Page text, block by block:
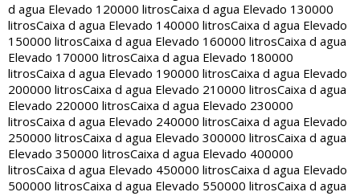
d agua Elevado 120000 litrosCaixa d agua Elevado 130000
litrosCaixa d agua Elevado 140000 litrosCaixa d agua Elevado
150000 litrosCaixa d agua Elevado 160000 litrosCaixa d agua
Elevado 170000 litrosCaixa d agua Elevado 180000
litrosCaixa d agua Elevado 190000 litrosCaixa d agua Elevado
200000 litrosCaixa d agua Elevado 210000 litrosCaixa d agua
Elevado 220000 litrosCaixa d agua Elevado 230000
litrosCaixa d agua Elevado 240000 litrosCaixa d agua Elevado
250000 litrosCaixa d agua Elevado 300000 litrosCaixa d agua
Elevado 350000 litrosCaixa d agua Elevado 400000
litrosCaixa d agua Elevado 450000 litrosCaixa d agua Elevado
500000 litrosCaixa d agua Elevado 550000 litrosCaixa d agua